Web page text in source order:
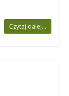
Czytaj dalej...